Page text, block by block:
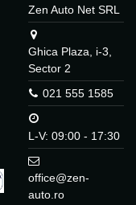
Zen Auto Net SRL
Ghica Plaza, i-3,
Sector 2
021 555 1585
L-V: 09:00 - 17:30
office@zen-
auto.ro